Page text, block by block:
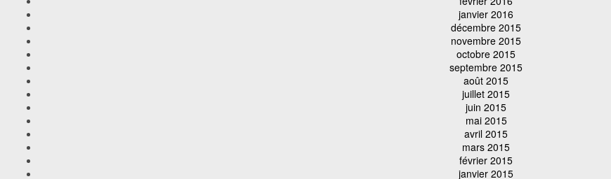
janvier 2016
décembre 2015
novembre 2015
octobre 2015
septembre 2015
août 2015
juillet 2015
juin 2015
mai 2015
avril 2015
mars 2015
février 2015
janvier 2015